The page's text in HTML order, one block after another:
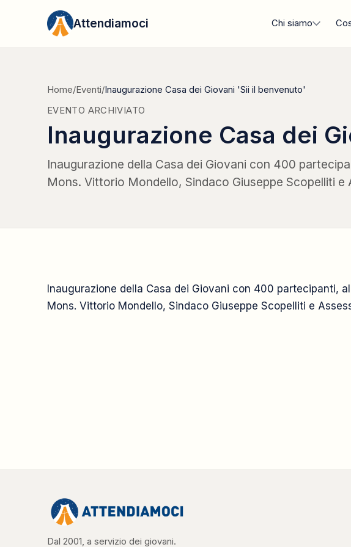
Vai al contenuto
Attendiamoci Chi siamo
Home/Eventi/Inaugurazione Casa dei Giovani 'Sii il benvenuto'
EVENTO ARCHIVIATO
Inaugurazione Casa dei
Inaugurazione della Casa dei Giovani con 400
Mons. Vittorio Mondello, Sindaco Giuseppe Scopelliti e
Inaugurazione della Casa dei Giovani con 400 partecipanti,
Mons. Vittorio Mondello, Sindaco Giuseppe Scopelliti e
Dal 2001, a servizio dei giovani.